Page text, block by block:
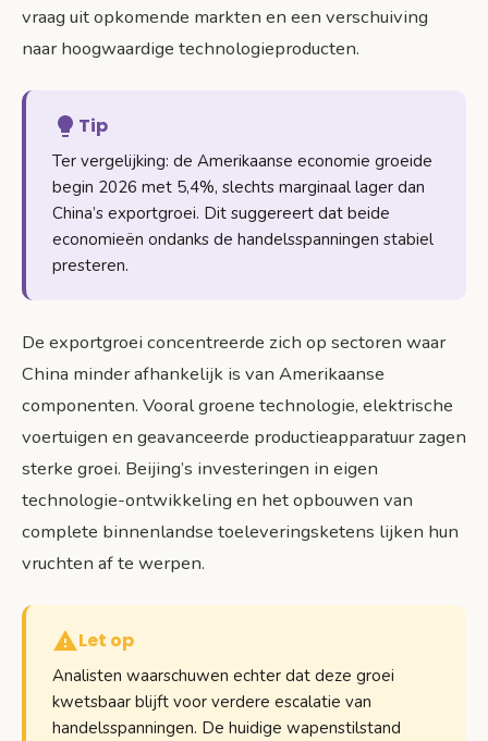
vraag uit opkomende markten en een verschuiving
naar hoogwaardige technologieproducten.
Tip
Ter vergelijking: de Amerikaanse economie groeide
begin 2026 met 5,4%, slechts marginaal lager dan
China’s exportgroei. Dit suggereert dat beide
economieën ondanks de handelsspanningen stabiel
presteren.
De exportgroei concentreerde zich op sectoren waar
China minder afhankelijk is van Amerikaanse
componenten. Vooral groene technologie, elektrische
voertuigen en geavanceerde productieapparatuur zagen
sterke groei. Beijing’s investeringen in eigen
technologie-ontwikkeling en het opbouwen van
complete binnenlandse toeleveringsketens lijken hun
vruchten af te werpen.
Let op
Analisten waarschuwen echter dat deze groei
kwetsbaar blijft voor verdere escalatie van
handelsspanningen. De huidige wapenstilstand